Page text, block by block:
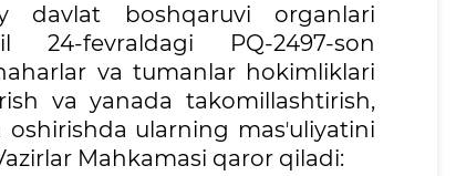
davlat boshqaruvi organlari
24-fevraldagi PQ-2497-son
va tumanlar hokimliklari
va yanada takomillashtirish,
ularning masʼuliyatini
Mahkamasi qaror qiladi: